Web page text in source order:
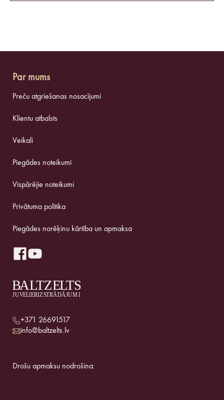
Par mums
Preču atgriešanas nosacījumi
Klientu atbalsts
Veikali
Piegādes noteikumi
Vispārējie noteikumi
Privātuma politika
Piegādes norēķinu kārtība un apmaksa
+371 26691517
info@baltzelts.lv
Drošu apmaksu nodrošina: